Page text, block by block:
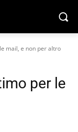
mail, e non per altro
per le